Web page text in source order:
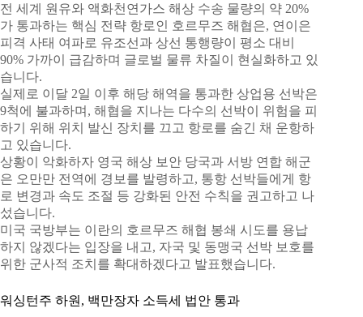
전 세계 원유와 액화천연가스 해상 수송 물량의 약 20%
가 통과하는 핵심 전략 항로인 호르무즈 해협은, 연이은
피격 사태 여파로 유조선과 상선 통행량이 평소 대비
90% 가까이 급감하며 글로벌 물류 차질이 현실화하고 있
습니다.
실제로 이달 2일 이후 해당 해역을 통과한 상업용 선박은
9척에 불과하며, 해협을 지나는 다수의 선박이 위험을 피
하기 위해 위치 발신 장치를 끄고 항로를 숨긴 채 운항하
고 있습니다.
상황이 악화하자 영국 해상 보안 당국과 서방 연합 해군
은 오만만 전역에 경보를 발령하고, 통항 선박들에게 항
로 변경과 속도 조절 등 강화된 안전 수칙을 권고하고 나
섰습니다.
미국 국방부는 이란의 호르무즈 해협 봉쇄 시도를 용납
하지 않겠다는 입장을 내고, 자국 및 동맹국 선박 보호를
위한 군사적 조치를 확대하겠다고 발표했습니다.
워싱턴주 하원, 백만장자 소득세 법안 통과